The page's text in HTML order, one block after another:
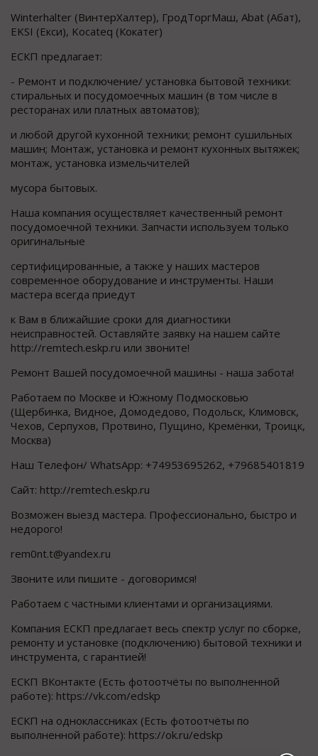
Winterhalter (ВинтерХалтер), ГродТоргМаш, Abat (Абат),
EKSI (Екси), Kocateq (Кокатег)
ЕСКП предлагает:
- Ремонт и подключение/ установка бытовой техники:
стиральных и посудомоечных машин (в том числе в
ресторанах или платных автоматов);
и любой другой кухонной техники; ремонт сушильных
машин; Монтаж, установка и ремонт кухонных вытяжек;
монтаж, установка измельчителей
мусора бытовых.
Наша компания осуществляет качественный ремонт
посудомоечной техники. Запчасти используем только
оригинальные
сертифицированные, а также у наших мастеров
современное оборудование и инструменты. Наши
мастера всегда приедут
к Вам в ближайшие сроки для диагностики
неисправностей. Оставляйте заявку на нашем сайте
http://remtech.eskp.ru или звоните!
Ремонт Вашей посудомоечной машины - наша забота!
Работаем по Москве и Южному Подмосковью
(Щербинка, Видное, Домодедово, Подольск, Климовск,
Чехов, Серпухов, Протвино, Пущино, Кремёнки, Троицк,
Москва)
Наш Телефон/ WhatsApp: +74953695262, +79685401819
Сайт: http://remtech.eskp.ru
Возможен выезд мастера. Профессионально, быстро и
недорого!
rem0nt.t@yandex.ru
Звоните или пишите - договоримся!
Работаем с частными клиентами и организациями.
Компания ЕСКП предлагает весь спектр услуг по сборке,
ремонту и установке (подключению) бытовой техники и
инструмента, с гарантией!
ЕСКП ВКонтакте (Есть фотоотчёты по выполненной
работе): https://vk.com/edskp
ЕСКП на одноклассниках (Есть фотоотчёты по
выполненной работе): https://ok.ru/edskp